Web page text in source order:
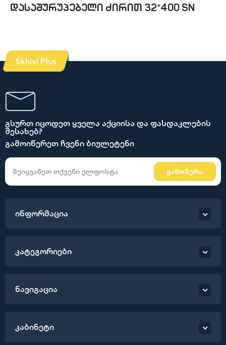
დასაშურუპებელი ძირით 32*400 SN
Skhivi Plus
გსურთ იცოდეთ ყველა აქციისა და ფასდაკლების
შესახებ?
გამოიწერეთ ჩვენი ბიულეტენი
გამოწერა
ინფორმაცია
კატეგორიები
ნავიგაცია
კაბინეტი